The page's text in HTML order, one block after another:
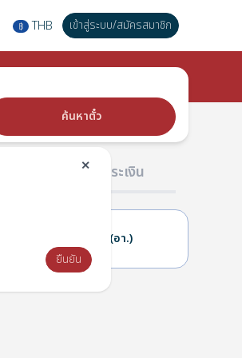
฿ THB เข้าสู่ระบบ/สมัครสมาชิก
✕
ยืนยัน
ค้นหาตั๋ว
03 การชำระเงิน
17(อา.)